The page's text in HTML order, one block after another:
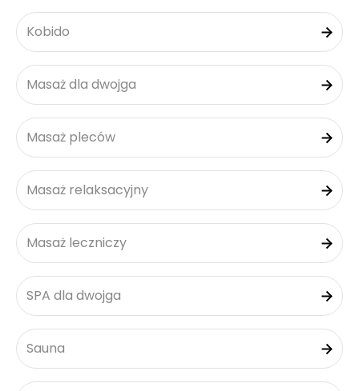
Kobido
Masaż dla dwojga
Masaż pleców
Masaż relaksacyjny
Masaż leczniczy
SPA dla dwojga
Sauna